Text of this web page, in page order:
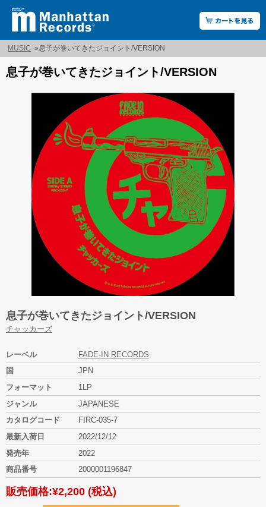
MUSIC »息子が巻いてきたジョイント/VERSION
息子が巻いてきたジョイント/VERSION
息子が巻いてきたジョイント/VERSION
チャッカーズ
レーベル
FADE-IN RECORDS
国
JPN
フォーマット
1LP
ジャンル
JAPANESE
カタログコード
FIRC-035-7
最新入荷日
2022/12/12
発売年
2022
商品番号
2000001196847
販売価格:¥2,200 (税込)